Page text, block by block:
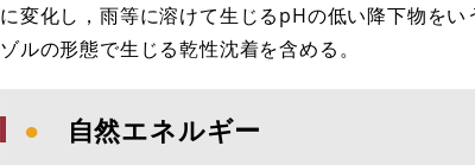
に変化し，雨等に溶けて生じるpHの低い降下物を
ゾルの形態で生じる乾性沈着を含める。
● 自然エネルギー